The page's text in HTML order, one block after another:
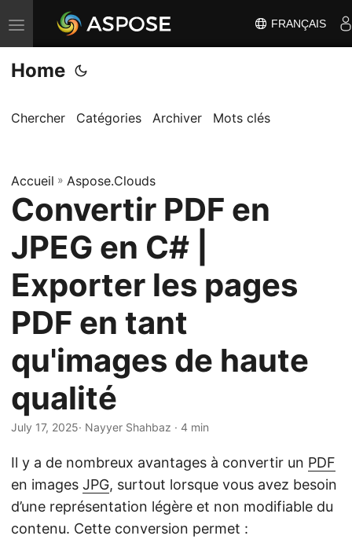
B
a
s
u
r
l
a
v
i
g
a
i
o
FRANÇAIS
Home
Chercher Catégories Archiver Mots clés
Accueil » Aspose.Clouds
Convertir PDF en
JPEG en C# |
Exporter les pages
PDF en tant
qu'images de haute
qualité
July 17, 2025· Nayyer Shahbaz · 4 min
Il y a de nombreux avantages à convertir un PDF
en images JPG, surtout lorsque vous avez besoin
d’une représentation légère et non modifiable du
contenu. Cette conversion permet :